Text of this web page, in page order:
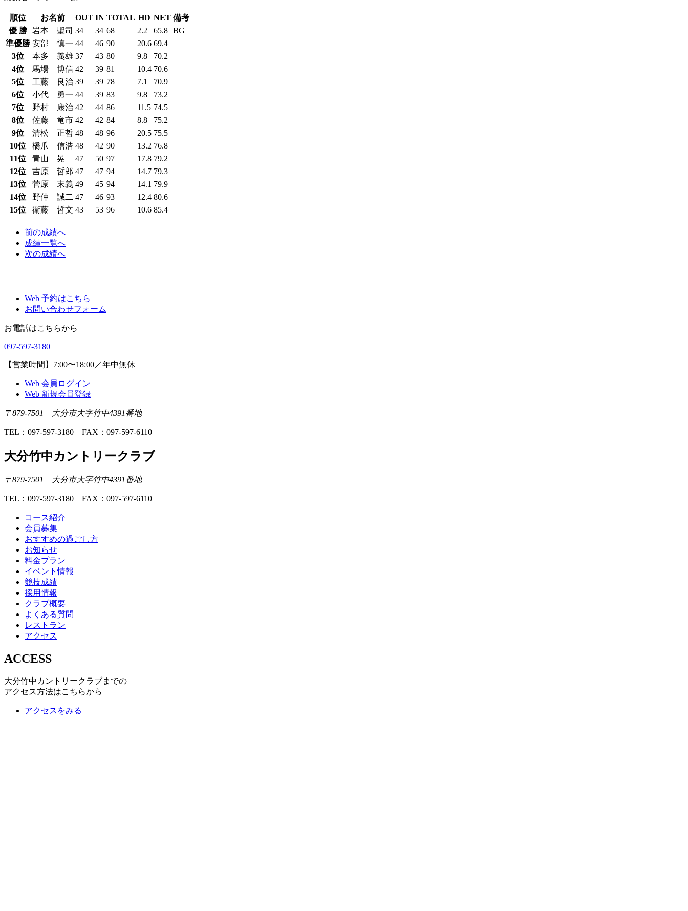
順位 お名前 OUT IN TOTAL HD NET 備考
優 勝 岩本 聖司 34 34 68 2.2 65.8 BG
準優勝 安部 慎一 44 46 90 20.6 69.4
3位
本多 義雄 37 43 80 9.8
70.2
4位
馬場 博信 42 39 81 10.4 70.6
5位
工藤 良治 39 39 78 7.1
70.9
6位
小代 勇一 44 39 83 9.8
73.2
7位
野村 康治 42 44 86 11.5 74.5
8位
佐藤 竜市 42 42 84 8.8
75.2
9位
清松 正哲 48 48 96 20.5 75.5
10位
橋爪 信浩 48 42 90 13.2 76.8
11位
青山 晃 47 50 97 17.8 79.2
12位
吉原 哲郎 47 47 94 14.7 79.3
13位
菅原 末義 49 45 94 14.1 79.9
14位
野仲 誠二 47 46 93 12.4 80.6
15位
衛藤 哲文 43 53 96 10.6 85.4
前の成績へ
成績一覧へ
次の成績へ
Web 予約はこちら
お問い合わせフォーム
お電話はこちらから
097-597-3180
【営業時間】7:00〜18:00／年中無休
Web 会員ログイン
Web 新規会員登録
〒879-7501 大分市大字竹中4391番地
TEL：097-597-3180 FAX：097-597-6110
大分竹中カントリークラブ
〒879-7501 大分市大字竹中4391番地
TEL：097-597-3180 FAX：097-597-6110
コース紹介
会員募集
おすすめの過ごし方
お知らせ
料金プラン
イベント情報
競技成績
採用情報
クラブ概要
よくある質問
レストラン
アクセス
ACCESS
大分竹中カントリークラブまでの
アクセス方法はこちらから
アクセスをみる